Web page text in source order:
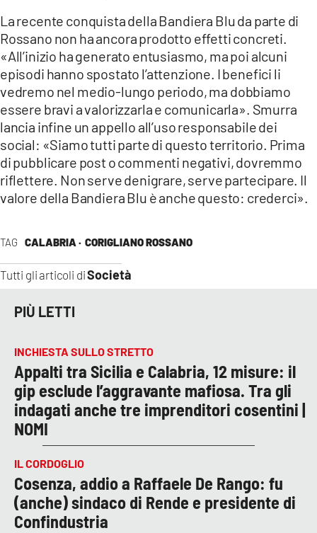
TAG CALABRIA · CORIGLIANO ROSSANO
Tutti gli articoli diSocietà
La recente conquista della Bandiera Blu da parte di
Rossano non ha ancora prodotto effetti concreti.
«All’inizio ha generato entusiasmo, ma poi alcuni
episodi hanno spostato l’attenzione. I benefici li
vedremo nel medio-lungo periodo, ma dobbiamo
essere bravi a valorizzarla e comunicarla». Smurra
lancia infine un appello all’uso responsabile dei
social: «Siamo tutti parte di questo territorio. Prima
di pubblicare post o commenti negativi, dovremmo
riflettere. Non serve denigrare, serve partecipare. Il
valore della Bandiera Blu è anche questo: crederci».
PIÙ LETTI
INCHIESTA SULLO STRETTO
Appalti tra Sicilia e Calabria, 12 misure: il
gip esclude l’aggravante mafiosa. Tra gli
indagati anche tre imprenditori cosentini |
NOMI
IL CORDOGLIO
Cosenza, addio a Raffaele De Rango: fu
(anche) sindaco di Rende e presidente di
Confindustria